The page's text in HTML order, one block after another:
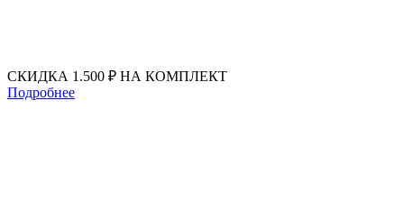
СКИДКА 1.500 ₽ НА КОМПЛЕКТ
Подробнее